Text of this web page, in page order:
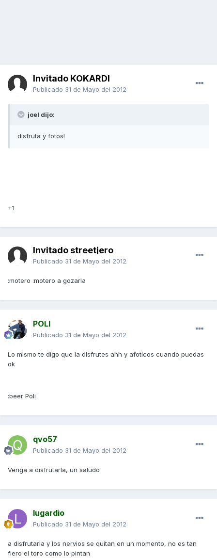
Invitado KOKARDI
Publicado 31 de Mayo del 2012
joel dijo:
disfruta y fotos!
+1
Invitado streetjero
Publicado 31 de Mayo del 2012
:motero :motero a gozarla
POLI
Publicado 31 de Mayo del 2012
Lo mismo te digo que la disfrutes ahh y afoticos cuando puedas
ok
:beer Poli
qvo57
Publicado 31 de Mayo del 2012
Venga a disfrutarla, un saludo
lugardio
Publicado 31 de Mayo del 2012
a disfrutarla y los nervios se quitan en un momento, no es tan
fiero el toro como lo pintan